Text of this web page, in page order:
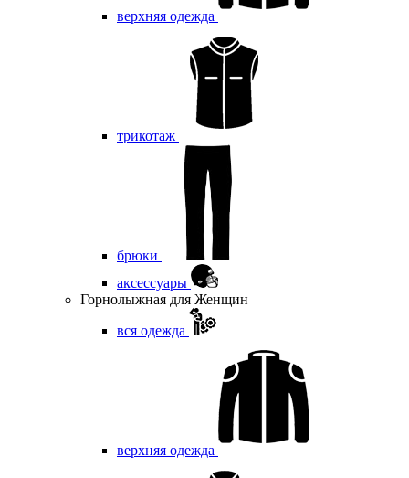
верхняя одежда
трикотаж
брюки
аксессуары
Горнолыжная для Женщин
вся одежда
верхняя одежда